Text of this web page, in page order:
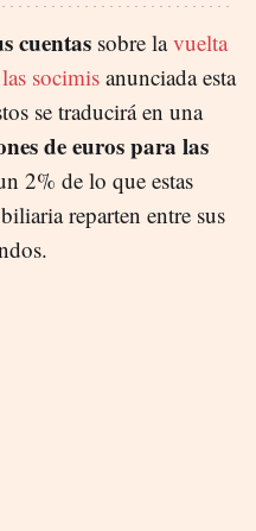
cuentas sobre lavuelta
socimis anunciada esta
se traducirá en una
de euros para las
2% de lo que estas
reparten entre sus